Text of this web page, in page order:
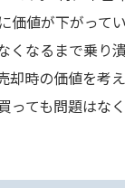
価値が下がって
くなるまで乗り
却時の価値を考
っても問題はな